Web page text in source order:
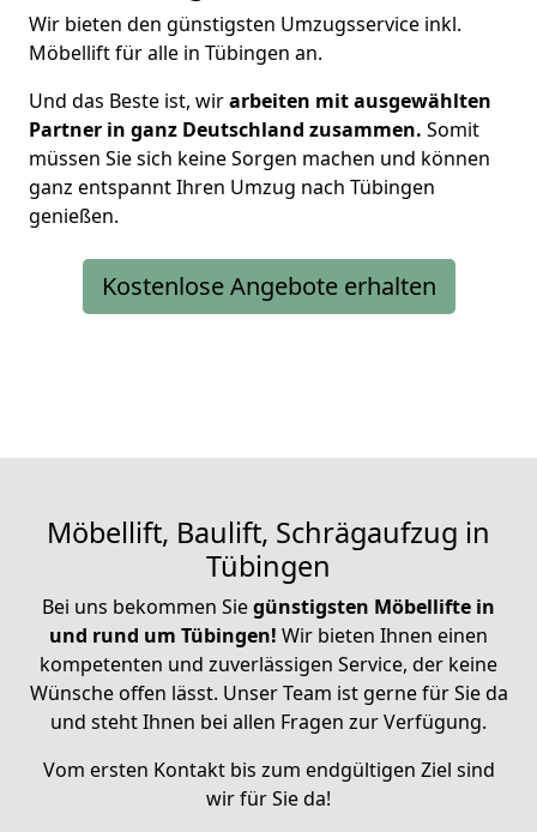
Wir bieten den günstigsten Umzugsservice inkl.
Möbellift für alle in Tübingen an.
Und das Beste ist, wirarbeiten mit ausgewählten
Partner in ganz Deutschland zusammen. Somit
müssen Sie sich keine Sorgen machen und können
ganz entspannt Ihren Umzug nach Tübingen
genießen.
Kostenlose Angebote erhalten
Möbellift, Baulift, Schrägaufzug in
Tübingen
Bei uns bekommen Siegünstigsten Möbellifte in
und rund um Tübingen! Wir bieten Ihnen einen
kompetenten und zuverlässigen Service, der keine
Wünsche offen lässt. Unser Team ist gerne für Sie da
und steht Ihnen bei allen Fragen zur Verfügung.
Vom ersten Kontakt bis zum endgültigen Ziel sind
wir für Sie da!